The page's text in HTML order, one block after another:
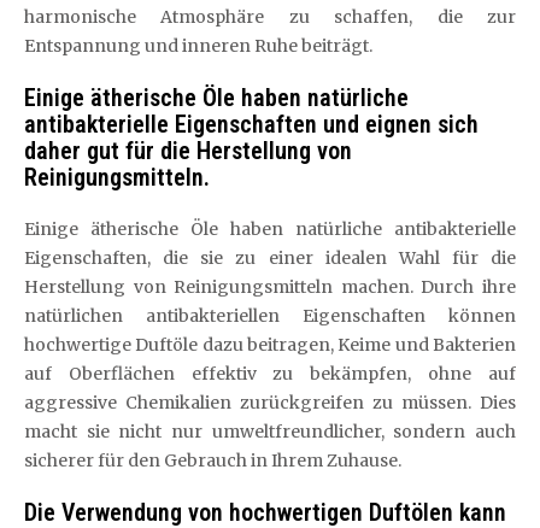
harmonische Atmosphäre zu schaffen, die zur
Entspannung und inneren Ruhe beiträgt.
Einige ätherische Öle haben natürliche
antibakterielle Eigenschaften und eignen sich
daher gut für die Herstellung von
Reinigungsmitteln.
Einige ätherische Öle haben natürliche antibakterielle
Eigenschaften, die sie zu einer idealen Wahl für die
Herstellung von Reinigungsmitteln machen. Durch ihre
natürlichen antibakteriellen Eigenschaften können
hochwertige Duftöle dazu beitragen, Keime und Bakterien
auf Oberflächen effektiv zu bekämpfen, ohne auf
aggressive Chemikalien zurückgreifen zu müssen. Dies
macht sie nicht nur umweltfreundlicher, sondern auch
sicherer für den Gebrauch in Ihrem Zuhause.
Die Verwendung von hochwertigen Duftölen kann